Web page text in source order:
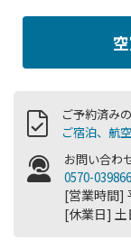
ご予約済み
ご宿泊、航
お問い合わ
0570-039866
[営業時間]
[休業日]